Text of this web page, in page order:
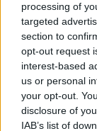
processing of
targeted
section to
opt-out request
interest-based
us or personal
your opt-out.
disclosure of
IAB’s list of